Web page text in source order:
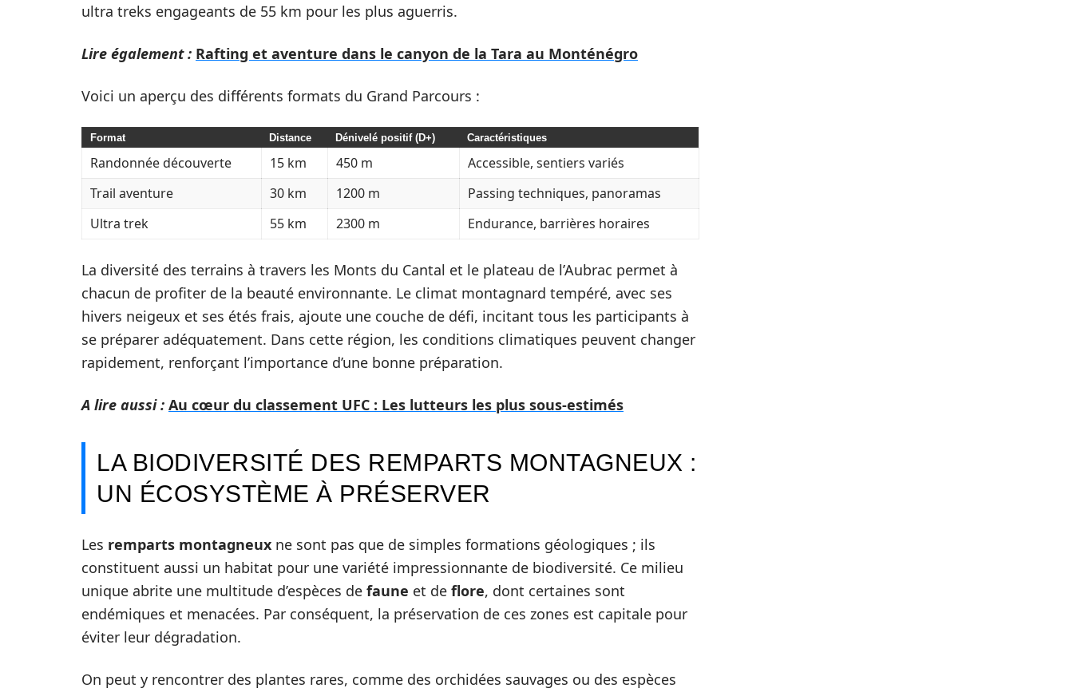
ultra treks engageants de 55 km pour les plus aguerris.
Lire également : Rafting et aventure dans le canyon de la Tara au Monténégro
Voici un aperçu des différents formats du Grand Parcours :
Format Distance Dénivelé positif (D+) Caractéristiques
Randonnée découverte 15 km 450 m
Accessible, sentiers variés
Trail aventure
30 km 1200 m
Passing techniques, panoramas
Ultra trek
55 km 2300 m Endurance, barrières horaires
La diversité des terrains à travers les Monts du Cantal et le plateau de l’Aubrac permet à
chacun de profiter de la beauté environnante. Le climat montagnard tempéré, avec ses
hivers neigeux et ses étés frais, ajoute une couche de défi, incitant tous les participants à
se préparer adéquatement. Dans cette région, les conditions climatiques peuvent changer
rapidement, renforçant l’importance d’une bonne préparation.
A lire aussi : Au cœur du classement UFC : Les lutteurs les plus sous-estimés
LA BIODIVERSITÉ DES REMPARTS MONTAGNEUX :
UN ÉCOSYSTÈME À PRÉSERVER
Les remparts montagneux ne sont pas que de simples formations géologiques ; ils
constituent aussi un habitat pour une variété impressionnante de biodiversité. Ce milieu
unique abrite une multitude d’espèces de faune et de flore, dont certaines sont
endémiques et menacées. Par conséquent, la préservation de ces zones est capitale pour
éviter leur dégradation.
On peut y rencontrer des plantes rares, comme des orchidées sauvages ou des espèces